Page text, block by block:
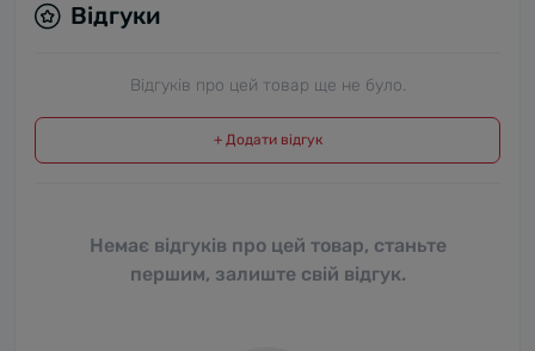
Відгуки
Відгуків про цей товар ще не було.
+ Додати відгук
Немає відгуків про цей товар, станьте
першим, залиште свій відгук.